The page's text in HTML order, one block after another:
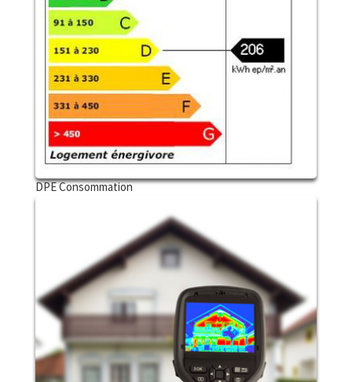
DPE Consommation